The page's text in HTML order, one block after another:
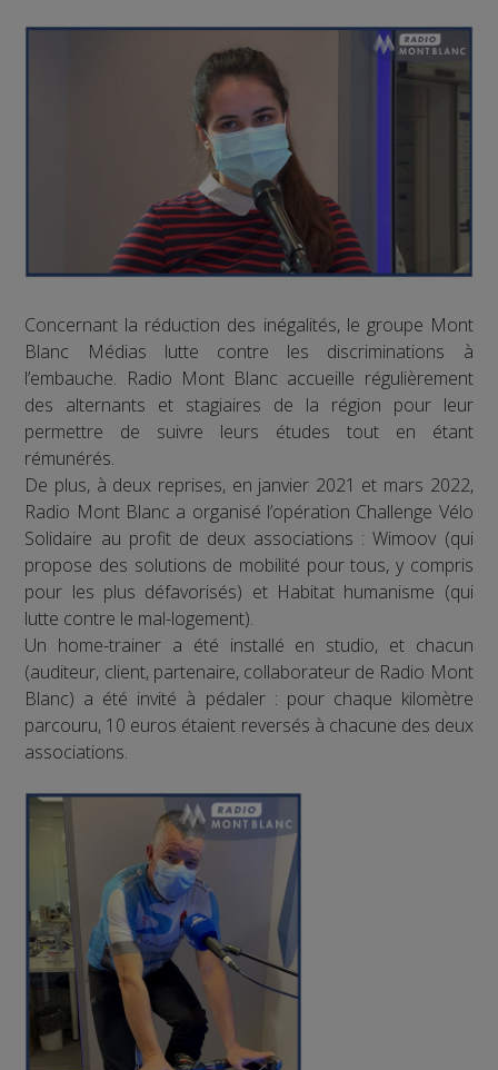
Concernant la réduction des inégalités, le groupe Mont
Blanc Médias lutte contre les discriminations à
l’embauche. Radio Mont Blanc accueille régulièrement
des alternants et stagiaires de la région pour leur
permettre de suivre leurs études tout en étant
rémunérés.
De plus, à deux reprises, en janvier 2021 et mars 2022,
Radio Mont Blanc a organisé l’opération Challenge Vélo
Solidaire au profit de deux associations : Wimoov (qui
propose des solutions de mobilité pour tous, y compris
pour les plus défavorisés) et Habitat humanisme (qui
lutte contre le mal-logement).
Un home-trainer a été installé en studio, et chacun
(auditeur, client, partenaire, collaborateur de Radio Mont
Blanc) a été invité à pédaler : pour chaque kilomètre
parcouru, 10 euros étaient reversés à chacune des deux
associations.